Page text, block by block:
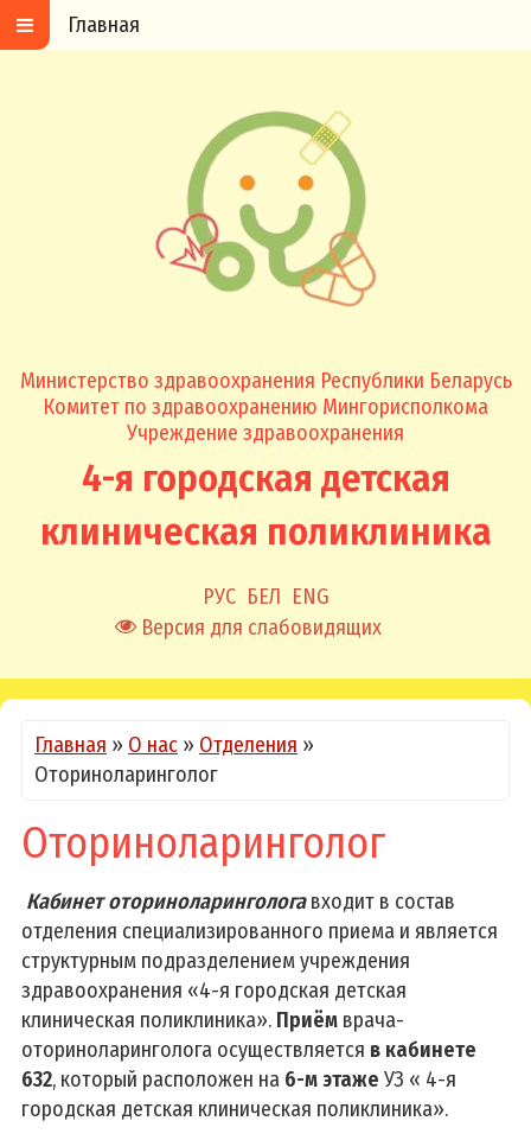
Министерство здравоохранения Республики Беларусь
Комитет по здравоохранению Мингорисполкома
Учреждение здравоохранения
4-я городская детская
клиническая поликлиника
РУС БЕЛ ENG
Версия для слабовидящих
Главная
Главная » О нас » Отделения »
Оториноларинголог
Оториноларинголог
Кабинет оториноларинголога входит в состав
отделения специализированного приема и является
структурным подразделением учреждения
здравоохранения «4-я городская детская
клиническая поликлиника». Приём врача-
оториноларинголога осуществляется в кабинете
632, который расположен на 6-м этаже УЗ « 4-я
городская детская клиническая поликлиника».